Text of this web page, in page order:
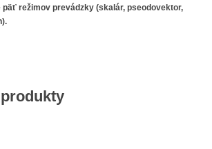
päť režimov prevádzky (skalár, pseodovektor,